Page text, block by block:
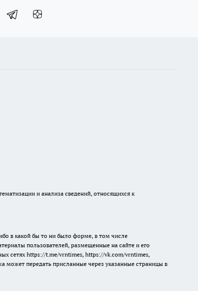
и анализа сведений, относящихся к
в какой бы то ни было форме, в том числе
пользователей, размещенные на сайте и его
сетях https://t.me/vrntimes, https://vk.com/vrntimes,
может передать присланные через указанные страницы в